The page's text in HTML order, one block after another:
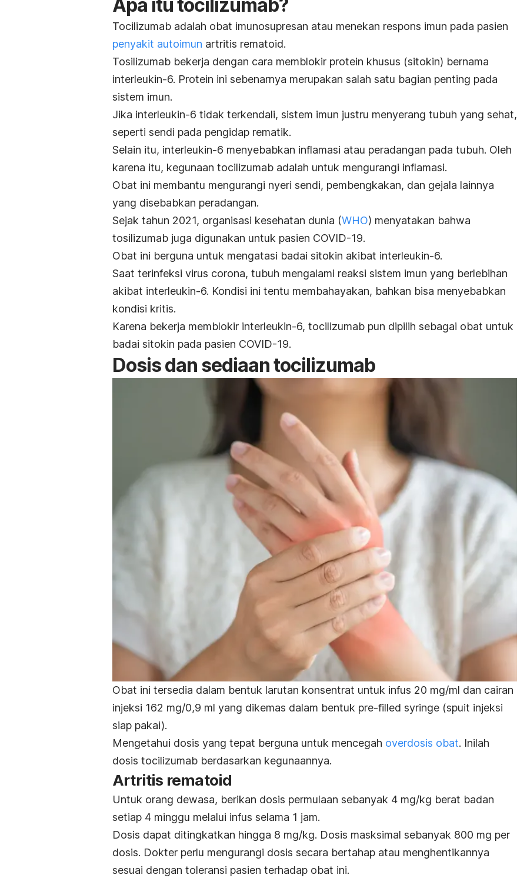
Apa itutocilizumab?
Tocilizumab adalah obat imunosupresan atau menekan respons imun pada pasien
penyakit autoimun artritis rematoid.
Tosilizumab bekerja dengan cara memblokir protein khusus (sitokin) bernama
interleukin-6. Protein ini sebenarnya merupakan salah satu bagian penting pada
sistem imun.
Jika interleukin-6 tidak terkendali, sistem imun justru menyerang tubuh yang sehat,
seperti sendi pada pengidap rematik.
Selain itu, interleukin-6 menyebabkan inflamasi atau peradangan pada tubuh. Oleh
karena itu, kegunaan tocilizumab adalah untuk mengurangi inflamasi.
Obat ini membantu mengurangi nyeri sendi, pembengkakan, dan gejala lainnya
yang disebabkan peradangan.
Sejak tahun 2021, organisasi kesehatan dunia (WHO) menyatakan bahwa
tosilizumab juga digunakan untuk pasien COVID-19.
Obat ini berguna untuk mengatasi badai sitokin akibat interleukin-6.
Saat terinfeksi virus corona, tubuh mengalami reaksi sistem imun yang berlebihan
akibat interleukin-6. Kondisi ini tentu membahayakan, bahkan bisa menyebabkan
kondisi kritis.
Karena bekerja memblokir interleukin-6, tocilizumab pun dipilih sebagai obat untuk
badai sitokin pada pasien COVID-19.
Dosis dan sediaantocilizumab
Obat ini tersedia dalam bentuk larutan konsentrat untuk infus 20 mg/ml dan cairan
injeksi 162 mg/0,9 ml yang dikemas dalam bentuk pre-filled syringe (spuit injeksi
siap pakai).
Mengetahui dosis yang tepat berguna untuk mencegah overdosis obat. Inilah
dosis tocilizumab berdasarkan kegunaannya.
Artritis rematoid
Untuk orang dewasa, berikan dosis permulaan sebanyak 4 mg/kg berat badan
setiap 4 minggu melalui infus selama 1 jam.
Dosis dapat ditingkatkan hingga 8 mg/kg. Dosis masksimal sebanyak 800 mg per
dosis. Dokter perlu mengurangi dosis secara bertahap atau menghentikannya
sesuai dengan toleransi pasien terhadap obat ini.